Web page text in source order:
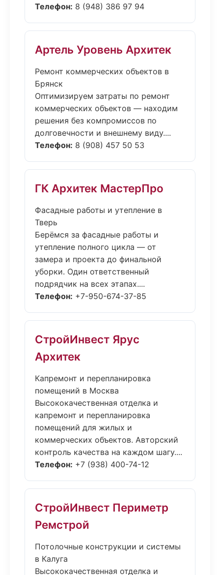
Телефон: 8 (948) 386 97 94
Артель Уровень Архитек
Ремонт коммерческих объектов в
Брянск
Оптимизируем затраты по ремонт
коммерческих объектов — находим
решения без компромиссов по
долговечности и внешнему виду....
Телефон: 8 (908) 457 50 53
ГК Архитек МастерПро
Фасадные работы и утепление в
Тверь
Берёмся за фасадные работы и
утепление полного цикла — от
замера и проекта до финальной
уборки. Один ответственный
подрядчик на всех этапах....
Телефон: +7-950-674-37-85
СтройИнвест Ярус
Архитек
Капремонт и перепланировка
помещений в Москва
Высококачественная отделка и
капремонт и перепланировка
помещений для жилых и
коммерческих объектов. Авторский
контроль качества на каждом шагу....
Телефон: +7 (938) 400-74-12
СтройИнвест Периметр
Ремстрой
Потолочные конструкции и системы
в Калуга
Высококачественная отделка и